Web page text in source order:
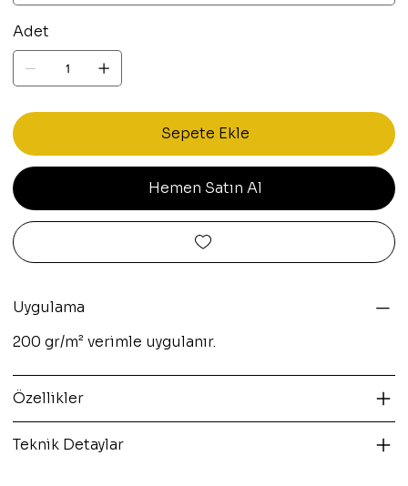
Adet
Sepete Ekle
Hemen Satın Al
Uygulama
200 gr/m² verimle uygulanır.
Özellikler
Teknik Detaylar